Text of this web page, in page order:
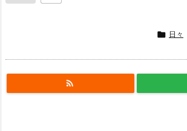
 日々
